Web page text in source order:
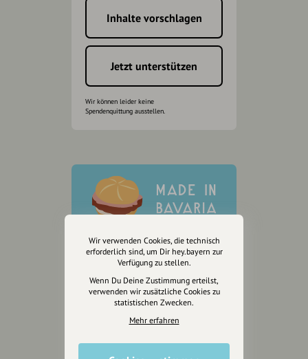
Inhalte vorschlagen
Jetzt unterstützen
Wir können leider keine
Spendenquittung ausstellen.
Wir verwenden Cookies, die technisch
erforderlich sind, um Dir hey.bayern zur
Verfügung zu stellen.
Wenn Du Deine Zustimmung erteilst,
verwenden wir zusätzliche Cookies zu
statistischen Zwecken.
Mehr erfahren